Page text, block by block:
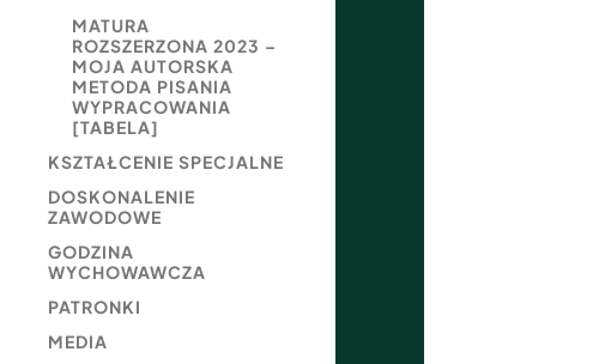
MATURA
ROZSZERZONA 2023 –
MOJA AUTORSKA
METODA PISANIA
WYPRACOWANIA
[TABELA]
KSZTAŁCENIE SPECJALNE
DOSKONALENIE
ZAWODOWE
GODZINA
WYCHOWAWCZA
PATRONKI
MEDIA